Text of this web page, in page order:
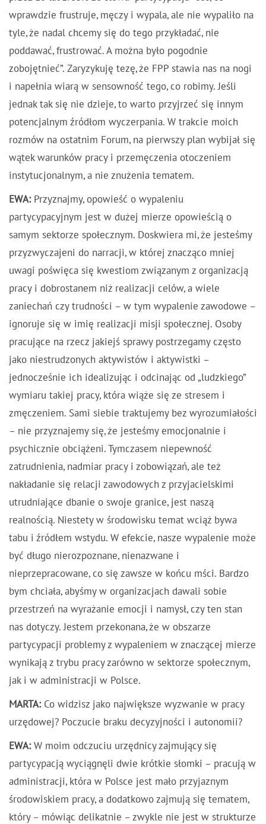
wprawdzie frustruje, męczy i wypala, ale nie wypaliło na
tyle, że nadal chcemy się do tego przykładać, nie
poddawać, frustrować. A można było pogodnie
zobojętnieć”. Zaryzykuję tezę, że FPP stawia nas na nogi
i napełnia wiarą w sensowność tego, co robimy. Jeśli
jednak tak się nie dzieje, to warto przyjrzeć się innym
potencjalnym źródłom wyczerpania. W trakcie moich
rozmów na ostatnim Forum, na pierwszy plan wybijał się
wątek warunków pracy i przemęczenia otoczeniem
instytucjonalnym, a nie znużenia tematem.
EWA:Przyznajmy, opowieść o wypaleniu
partycypacyjnym jest w dużej mierze opowieścią o
samym sektorze społecznym. Doskwiera mi, że jesteśmy
przyzwyczajeni do narracji, w której znacząco mniej
uwagi poświęca się kwestiom związanym z organizacją
pracy i dobrostanem niż realizacji celów, a wiele
zaniechań czy trudności – w tym wypalenie zawodowe –
ignoruje się w imię realizacji misji społecznej. Osoby
pracujące na rzecz jakiejś sprawy postrzegamy często
jako niestrudzonych aktywistów i aktywistki –
jednocześnie ich idealizując i odcinając od „ludzkiego”
wymiaru takiej pracy, która wiąże się ze stresem i
zmęczeniem. Sami siebie traktujemy bez wyrozumiałości
– nie przyznajemy się, że jesteśmy emocjonalnie i
psychicznie obciążeni. Tymczasem niepewność
zatrudnienia, nadmiar pracy i zobowiązań, ale też
nakładanie się relacji zawodowych z przyjacielskimi
utrudniające dbanie o swoje granice, jest naszą
realnością. Niestety w środowisku temat wciąż bywa
tabu i źródłem wstydu. W efekcie, nasze wypalenie może
być długo nierozpoznane, nienazwane i
nieprzepracowane, co się zawsze w końcu mści. Bardzo
bym chciała, abyśmy w organizacjach dawali sobie
przestrzeń na wyrażanie emocji i namysł, czy ten stan
nas dotyczy. Jestem przekonana, że w obszarze
partycypacji problemy z wypaleniem w znaczącej mierze
wynikają z trybu pracy zarówno w sektorze społecznym,
jak i w administracji w Polsce.
MARTA:Co widzisz jako największe wyzwanie w pracy
urzędowej? Poczucie braku decyzyjności i autonomii?
EWA:W moim odczuciu urzędnicy zajmujący się
partycypacją wyciągnęli dwie krótkie słomki – pracują w
administracji, która w Polsce jest mało przyjaznym
środowiskiem pracy, a dodatkowo zajmują się tematem,
który – mówiąc delikatnie – zwykle nie jest w strukturze